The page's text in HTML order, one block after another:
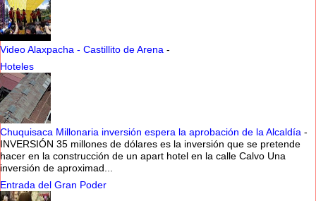
Video Alaxpacha - Castillito de Arena -
Hoteles
Chuquisaca Millonaria inversión espera la aprobación de la Alcaldía -
INVERSIÓN 35 millones de dólares es la inversión que se pretende
hacer en la construcción de un apart hotel en la calle Calvo Una
inversión de aproximad...
Entrada del Gran Poder